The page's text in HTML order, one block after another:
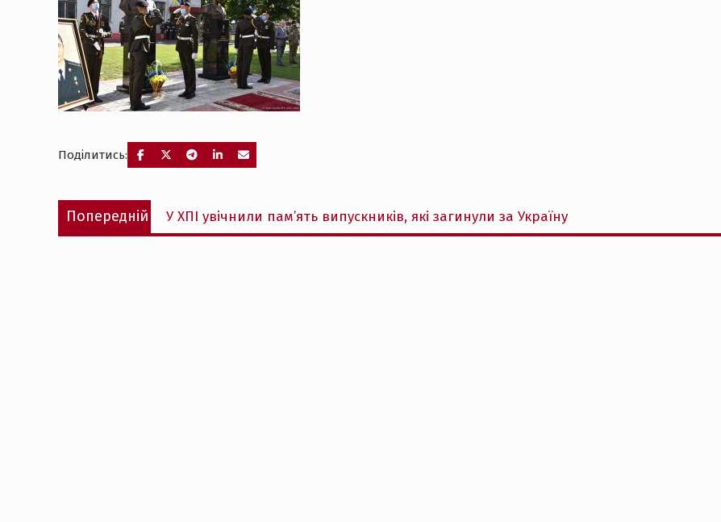
Поділитись:
Навігація
записів
Попередній
Попередній
запис:
У ХПІ увічнили пам’ять випускників, які загинули за Україну